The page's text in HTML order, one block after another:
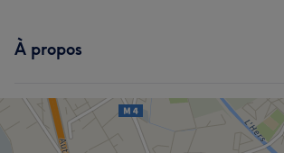
Coiffure
À propos